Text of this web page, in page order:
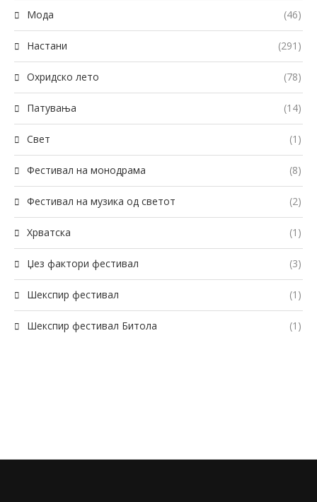
Мода (46)
Настани (291)
Охридско лето (78)
Патувања (14)
Свет (1)
Фестивал на монодрама (8)
Фестивал на музика од светот (2)
Хрватска (1)
Џез фактори фестивал (3)
Шекспир фестивал (1)
Шекспир фестивал Битола (1)